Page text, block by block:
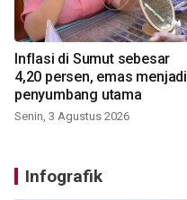
Inflasi di Sumut sebesar
4,20 persen, emas menjadi
penyumbang utama
Senin, 3 Agustus 2026
Infografik